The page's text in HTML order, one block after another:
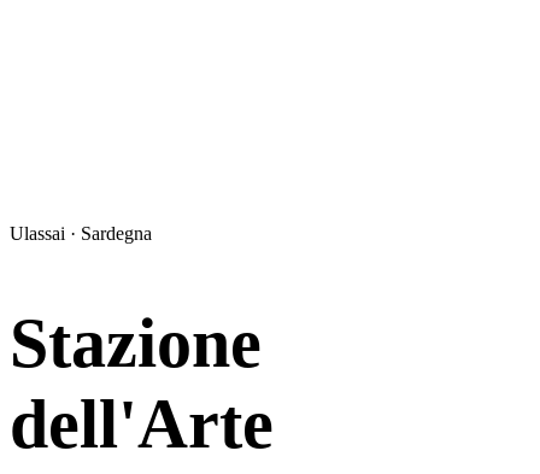
Ulassai · Sardegna
Stazione
dell'Arte